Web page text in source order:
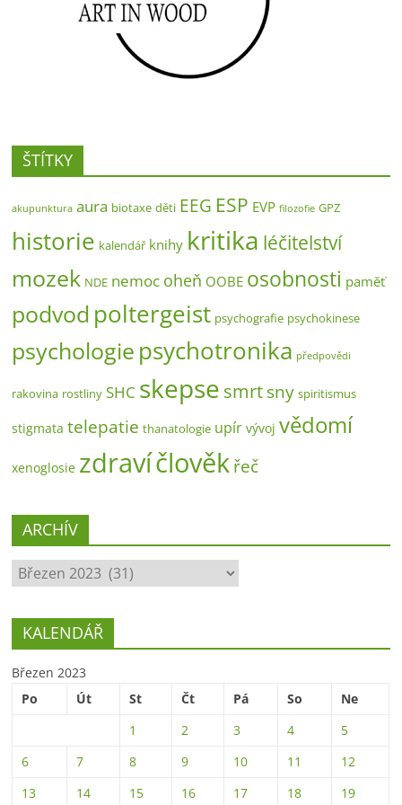
ŠTÍTKY
akupunktura aura biotaxe děti EEG ESP EVP filozofie GPZ
historie kalendář knihy kritika léčitelství
mozek NDE nemoc oheň OOBE osobnosti paměť
podvod poltergeist psychografie psychokinese
psychologie psychotronika předpovědi
rakovina rostliny SHC skepse smrtsny spiritismus
stigmata telepatie thanatologie upír vývoj vědomí
xenoglosie zdravíčlověkřeč
ARCHÍV
ARCHÍV
KALENDÁŘ
Březen 2023
Po
Út St Čt Pá So
Ne
1
2 3 4
5
6
7 8 9 10 11
12
13
14 15 16 17 18 19